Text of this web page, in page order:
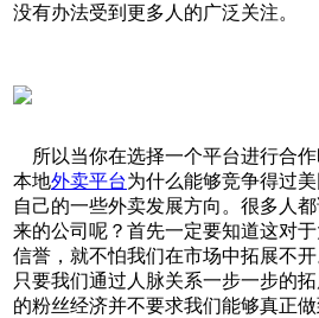
没有办法受到更多人的广泛关注。
所以当你在选择一个平台进行合
本地外卖平台为什么能够竞争得过
自己的一些外卖发展方向。很多人
来的公司呢？首先一定要知道这对
信誉，就不怕我们在市场中拓展不
只要我们通过人脉关系一步一步的
的粉丝经济并不要求我们能够真正